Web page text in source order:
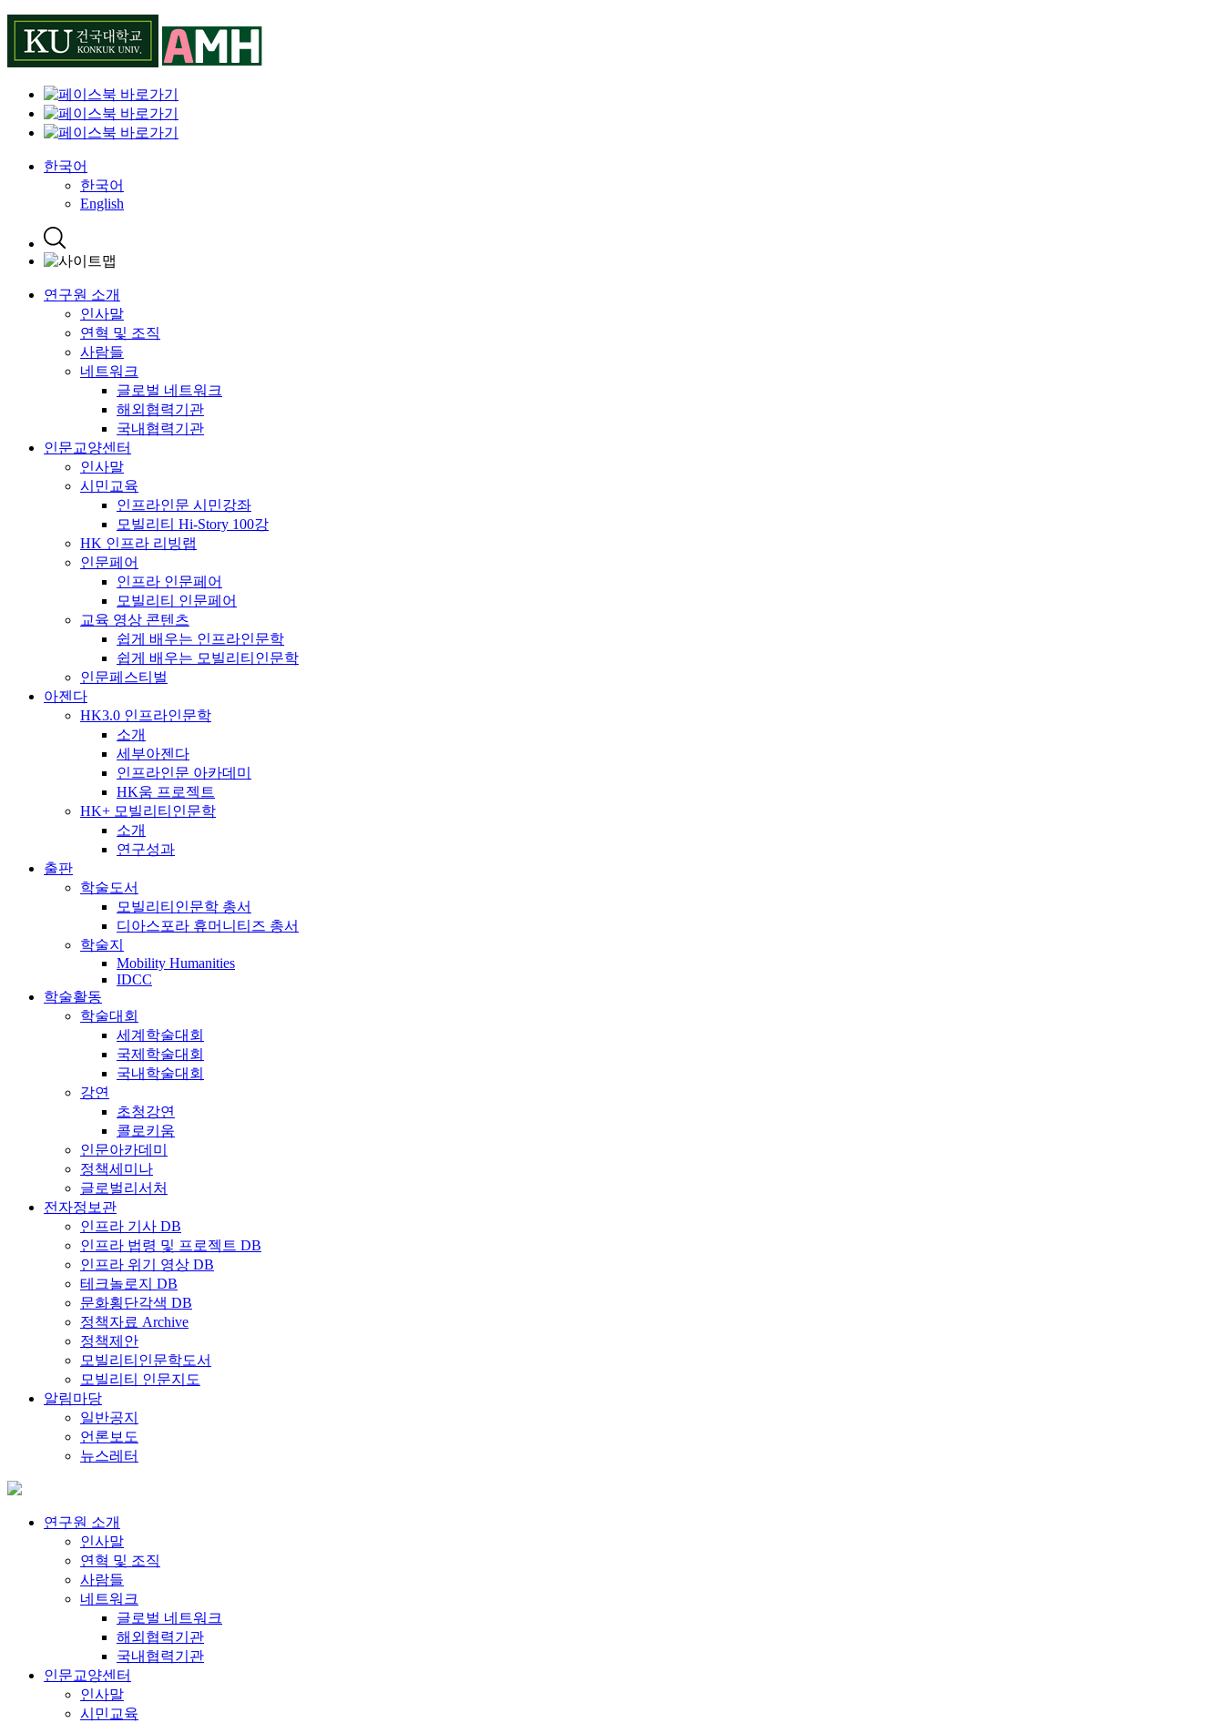
Skip
content
한국어
한국어
English
연구원 소개
인사말
연혁 및 조직
사람들
네트워크
글로벌 네트워크
해외협력기관
국내협력기관
인문교양센터
인사말
시민교육
인프라인문 시민강좌
모빌리티 Hi-Story 100강
HK 인프라 리빙랩
인문페어
인프라 인문페어
모빌리티 인문페어
교육 영상 콘텐츠
쉽게 배우는 인프라인문학
쉽게 배우는 모빌리티인문학
인문페스티벌
아젠다
HK3.0 인프라인문학
소개
세부아젠다
인프라인문 아카데미
HK움 프로젝트
HK+ 모빌리티인문학
소개
연구성과
출판
학술도서
모빌리티인문학 총서
디아스포라 휴머니티즈 총서
학술지
Mobility Humanities
IDCC
학술활동
학술대회
세계학술대회
국제학술대회
국내학술대회
강연
초청강연
콜로키움
인문아카데미
정책세미나
글로벌리서처
전자정보관
인프라 기사 DB
인프라 법령 및 프로젝트 DB
인프라 위기 영상 DB
테크놀로지 DB
문화횡단각색 DB
정책자료 Archive
정책제안
모빌리티인문학도서
모빌리티 인문지도
알림마당
일반공지
언론보도
뉴스레터
연구원 소개
인사말
연혁 및 조직
사람들
네트워크
글로벌 네트워크
해외협력기관
국내협력기관
인문교양센터
인사말
시민교육